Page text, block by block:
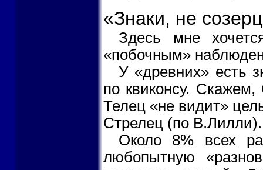
«Знаки, не
Здесь мне
«побочным»
У «древних» есть
по квиконсу.
Телец «не видит»
Стрелец (по В.Лилли).
Около 8% всех
любопытную